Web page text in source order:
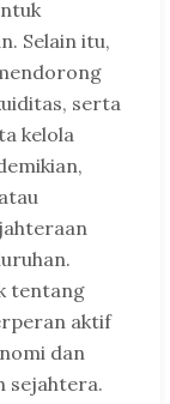
Selain itu,
serta
kelola
tentang
aktif
dan
sejahtera.